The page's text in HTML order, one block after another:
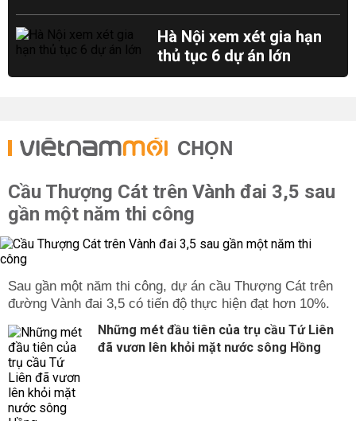
Hà Nội xem xét gia hạn
thủ tục 6 dự án lớn
CHỌN
Cầu Thượng Cát trên Vành đai 3,5 sau
gần một năm thi công
Sau gần một năm thi công, dự án cầu Thượng Cát trên
đường Vành đai 3,5 có tiến độ thực hiện đạt hơn 10%.
Những mét đầu tiên của trụ cầu Tứ Liên
đã vươn lên khỏi mặt nước sông Hồng